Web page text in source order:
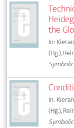
the
In:
(Hg.),
Symbolic
In:
(Hg.),
Symbolic